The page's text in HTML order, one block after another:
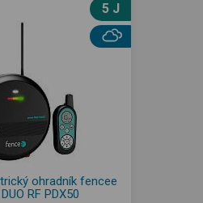
5 J
ohradník fencee
RF PDX50